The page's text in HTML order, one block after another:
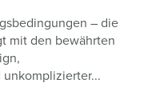
– die
mit den bewährten